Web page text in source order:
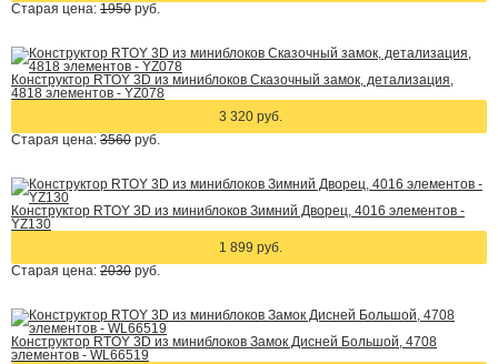
Старая цена: 1950 руб.
Конструктор RTOY 3D из миниблоков Сказочный замок, детализация,
4818 элементов - YZ078
3 320 руб.
Старая цена: 3560 руб.
Конструктор RTOY 3D из миниблоков Зимний Дворец, 4016 элементов -
YZ130
1 899 руб.
Старая цена: 2030 руб.
Конструктор RTOY 3D из миниблоков Замок Дисней Большой, 4708
элементов - WL66519